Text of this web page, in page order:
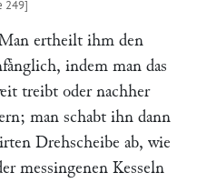
ertheilt ihm den
indem man das
treibt oder nachher
man schabt ihn dann
Drehscheibe ab, wie
messingenen Kesseln